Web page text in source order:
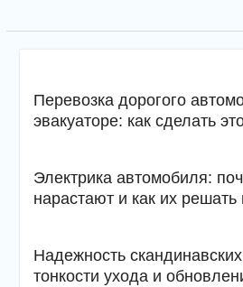
Перевозка дорогого
эвакуаторе: как сделать
Электрика автомобиля:
нарастают и как их решать
Надежность
тонкости ухода и